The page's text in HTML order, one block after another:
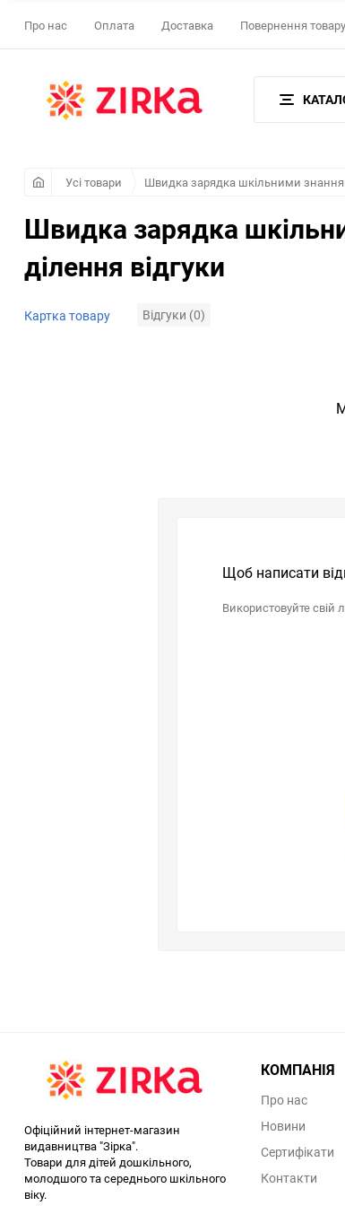
Про нас Оплата Доставка Повернення товару
Усі товари Швидка зарядка шкільними
Швидка зарядка
ділення відгуки
Картка товару Відгуки (0)
Щоб написати
Використовуйте свій
Офіційний інтернет-магазин
видавництва "Зірка".
Товари для дітей дошкільного,
молодшого та середнього шкільного
віку.
КОМПАНІЯ
Про нас
Новини
Сертифікати
Контакти